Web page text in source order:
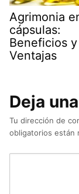
Agrimonia
cápsulas:
Beneficios y
Ventajas
Deja
Tu dirección de
obligatorios están